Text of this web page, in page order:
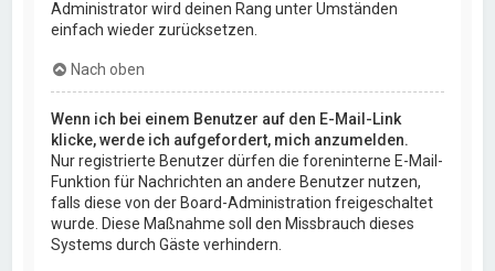
Administrator wird deinen Rang unter Umständen
einfach wieder zurücksetzen.
Nach oben
Wenn ich bei einem Benutzer auf den E-Mail-Link
klicke, werde ich aufgefordert, mich anzumelden.
Nur registrierte Benutzer dürfen die foreninterne E-Mail-
Funktion für Nachrichten an andere Benutzer nutzen,
falls diese von der Board-Administration freigeschaltet
wurde. Diese Maßnahme soll den Missbrauch dieses
Systems durch Gäste verhindern.